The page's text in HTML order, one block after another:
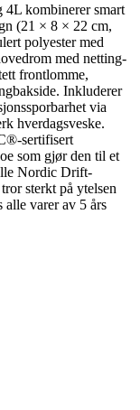
kombinerer smart
(21 × 8 × 22 cm,
polyester med
med netting-
frontlomme,
Inkluderer
via
hverdagsveske.
sertifisert
som gjør den til et
Nordic Drift-
sterkt på ytelsen
alle varer av 5 års